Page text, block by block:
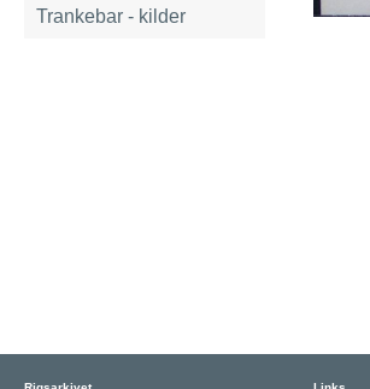
Trankebar - kilder